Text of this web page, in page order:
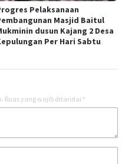
Pelaksanaan
Masjid Baitul
dusun Kajang 2 Desa
Per Hari Sabtu
Ruas yang wajib ditandai *